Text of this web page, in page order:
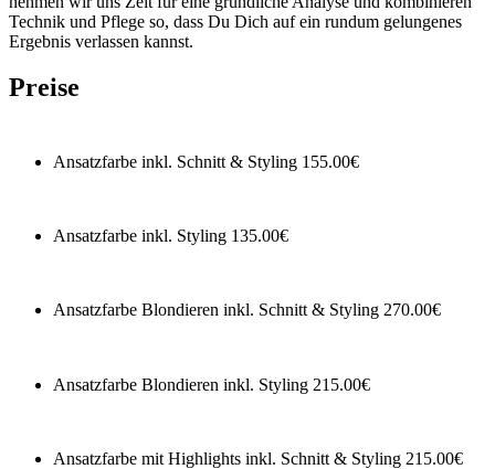
Technik und Pflege so, dass Du Dich auf ein rundum gelungenes
Ergebnis verlassen kannst.
Preise
Ansatzfarbe inkl. Schnitt & Styling 155.00€
Ansatzfarbe inkl. Styling 135.00€
Ansatzfarbe Blondieren inkl. Schnitt & Styling 270.00€
Ansatzfarbe Blondieren inkl. Styling 215.00€
Ansatzfarbe mit Highlights inkl. Schnitt & Styling 215.00€